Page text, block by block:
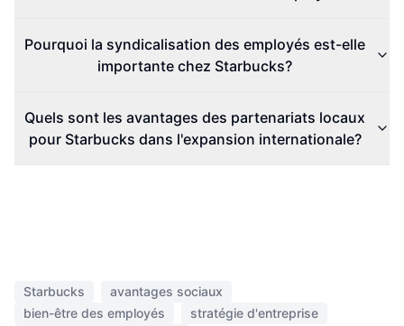
Pourquoi la syndicalisation des employés est-elle
importante chez Starbucks?
Quels sont les avantages des partenariats locaux
pour Starbucks dans l'expansion internationale?
Starbucks
avantages sociaux
bien-être des employés
stratégie d'entreprise